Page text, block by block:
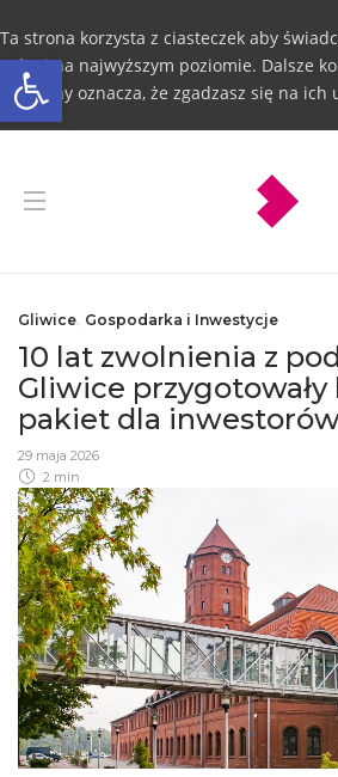
Otwórz pasek narzędzi
Ta strona korzysta z ciasteczek aby
usługi na najwyższym poziomie. Dalsze
ze strony oznacza, że zgadzasz się na ich
Gliwice, Gospodarka i Inwestycje
10 lat zwolnienia z
Gliwice przygotowały
pakiet dla
29 maja 2026
2 min